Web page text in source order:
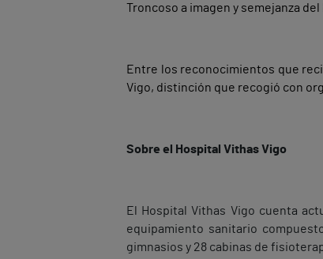
Troncoso a imagen y semejanza
Entre los reconocimientos que
Vigo, distinción que recogió con
Sobre el Hospital Vithas Vigo
El Hospital Vithas Vigo cuenta
equipamiento sanitario
gimnasios y 28 cabinas de